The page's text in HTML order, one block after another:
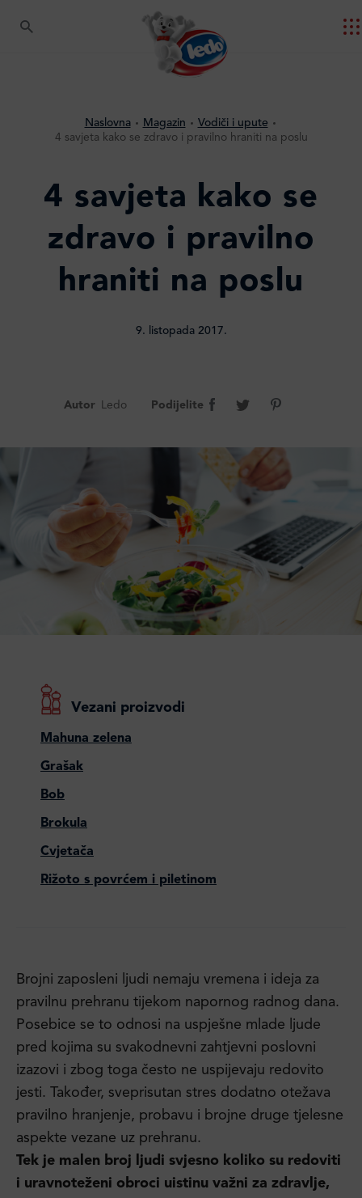
Naslovna Magazin
Vodiči i upute
4 savjeta kako se zdravo i pravilno hraniti na poslu
4 savjeta kako se
zdravo i pravilno
hraniti na poslu
9. listopada 2017.
Autor Ledo Podijelite
Vezani proizvodi
Mahuna zelena
Grašak
Bob
Brokula
Cvjetača
Rižoto s povrćem i piletinom
Brojni zaposleni ljudi nemaju vremena i ideja za
pravilnu prehranu tijekom napornog radnog dana.
Posebice se to odnosi na uspješne mlade ljude
pred kojima su svakodnevni zahtjevni poslovni
izazovi i zbog toga često ne uspijevaju redovito
jesti. Također, sveprisutan stres dodatno otežava
pravilno hranjenje, probavu i brojne druge tjelesne
aspekte vezane uz prehranu.
Tek je malen broj ljudi svjesno koliko su redoviti
i uravnoteženi obroci uistinu važni za zdravlje,